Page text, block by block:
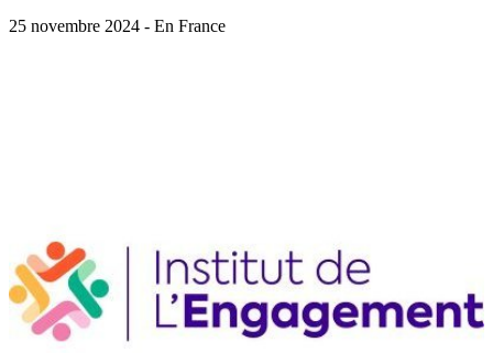
25 novembre 2024 - En France